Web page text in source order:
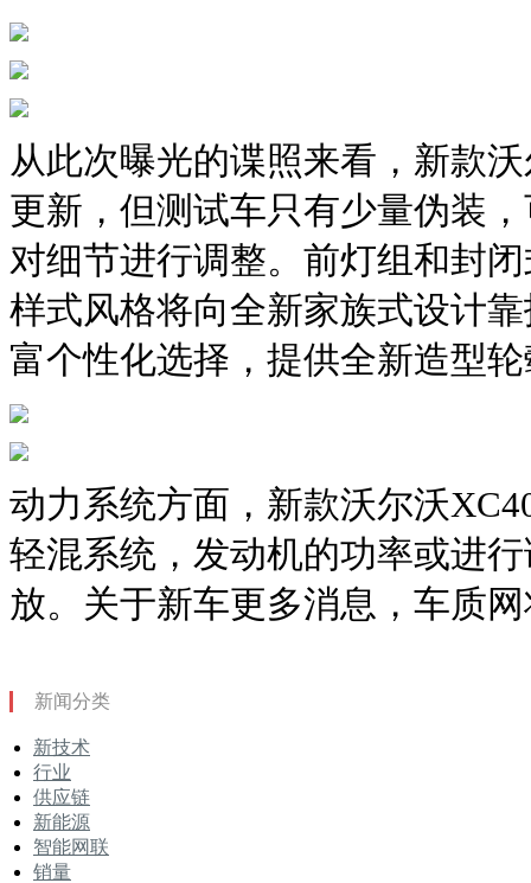
从此次曝光的谍照来看，新款
更新，但测试车只有少量伪装
对细节进行调整。前灯组和封
样式风格将向全新家族式设计
富个性化选择，提供全新造型
动力系统方面，新款沃尔沃
轻混系统，发动机的功率或进
放。关于新车更多消息，车质
新闻分类
新技术
行业
供应链
新能源
智能网联
销量